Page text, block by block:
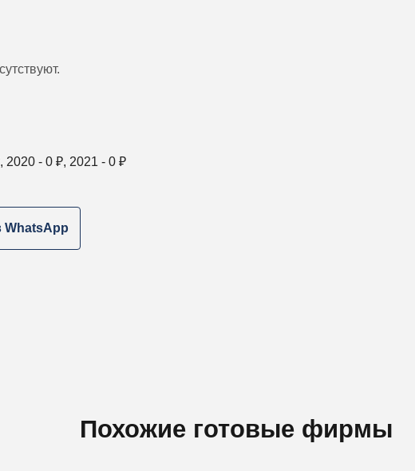
2020 - 0 ₽, 2021 - 0 ₽
WhatsApp
Похожие готовые фирмы